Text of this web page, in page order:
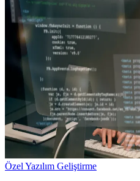
Özel Yazılım Geliştirme